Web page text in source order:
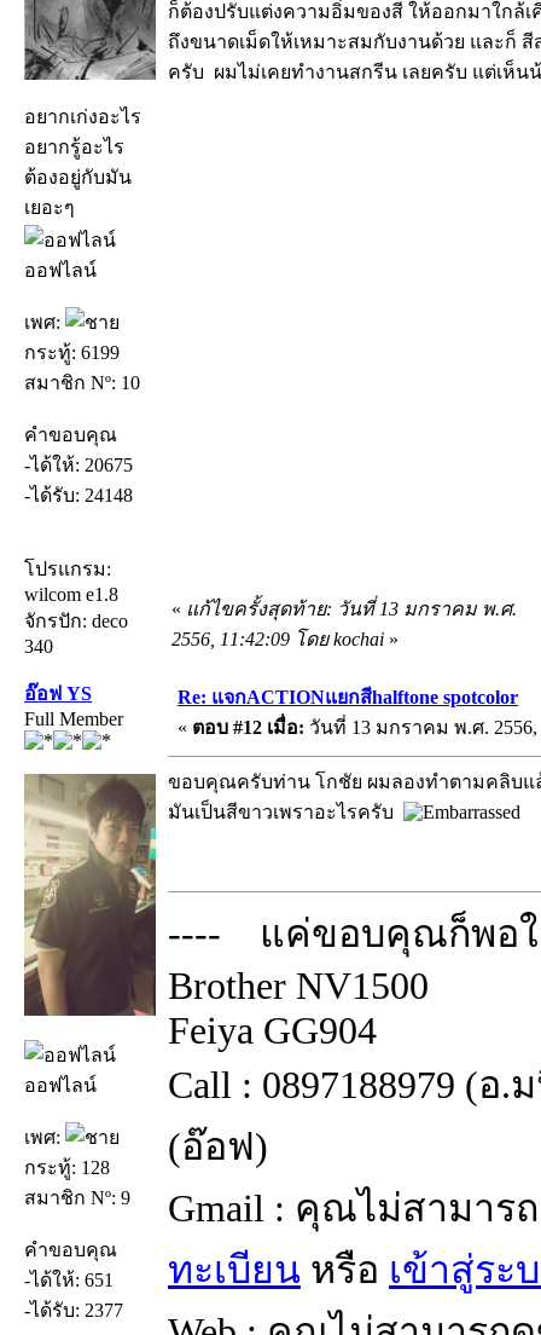
อยากเก่งอะไร
อยากรู้อะไร
ต้องอยู่กับมัน
เยอะๆ
ออฟไลน์
เพศ:
กระทู้: 6199
สมาชิก Nº: 10
คำขอบคุณ
-ได้ให้: 20675
-ได้รับ: 24148
โปรแกรม:
wilcom e1.8
จักรปัก: deco
340
ก็ต้องปรับแต่งความอิ่มของสี ให้ออกมาใกล้
ถึงขนาดเม็ดให้เหมาะสมกับงานด้วย และก็
ครับ ผมไม่เคยทำงานสกรีน เลยครับ แต่เห็
« แก้ไขครั้งสุดท้าย: วันที่ 13 มกราคม พ.ศ.
2556, 11:42:09 โดย kochai »
อ๊อฟ YS
Full Member
ออฟไลน์
เพศ:
กระทู้: 128
สมาชิก Nº: 9
คำขอบคุณ
-ได้ให้: 651
-ได้รับ: 2377
Re: แจกACTIONแยกสีhalftone spotcolor
« ตอบ #12 เมื่อ: วันที่ 13 มกราคม พ.ศ. 2556,
ขอบคุณครับท่าน โกชัย ผมลองทำตามคลิบแ
มันเป็นสีขาวเพราอะไรครับ
---- แค่ขอบคุณก็พอใ
Brother NV1500
Feiya GG904
Call : 0897188979 (อ.
(อ๊อฟ)
Gmail : คุณไม่สามา
ทะเบียน หรือ เข้าสู่ระ